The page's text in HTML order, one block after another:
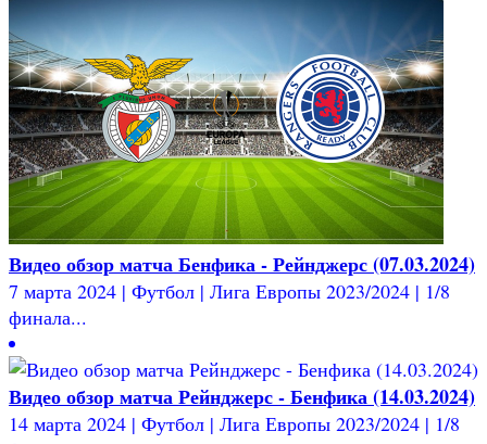
Видео обзор матча Бенфика - Рейнджерс (07.03.2024)
7 марта 2024 | Футбол | Лига Европы 2023/2024 | 1/8
финала...
Видео обзор матча Рейнджерс - Бенфика (14.03.2024)
14 марта 2024 | Футбол | Лига Европы 2023/2024 | 1/8